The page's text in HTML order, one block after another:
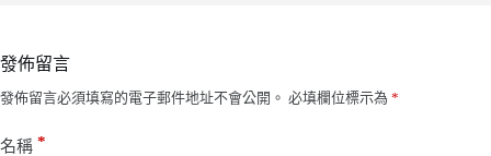
發佈留言
發佈留言必須填寫的電子郵件地址不會公開。 必填欄位標示為 *
名稱 *